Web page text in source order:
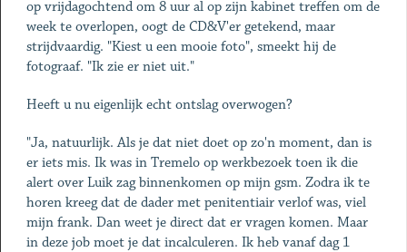
op vrijdagochtend om 8 uur al op zijn kabinet treffen om de
week te overlopen, oogt de CD&V'er getekend, maar
strijdvaardig. "Kiest u een mooie foto", smeekt hij de
fotograaf. "Ik zie er niet uit."
Heeft u nu eigenlijk echt ontslag overwogen?
"Ja, natuurlijk. Als je dat niet doet op zo'n moment, dan is
er iets mis. Ik was in Tremelo op werkbezoek toen ik die
alert over Luik zag binnenkomen op mijn gsm. Zodra ik te
horen kreeg dat de dader met penitentiair verlof was, viel
mijn frank. Dan weet je direct dat er vragen komen. Maar
in deze job moet je dat incalculeren. Ik heb vanaf dag 1